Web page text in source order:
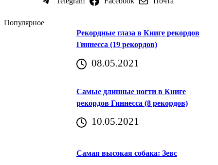
Популярное
Рекордные глаза в Книге рекордов
Гиннесса (19 рекордов)
08.05.2021
Самые длинные ногти в Книге
рекордов Гиннесса (8 рекордов)
10.05.2021
Самая высокая собака: Зевс